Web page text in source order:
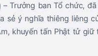
Trưởng ban Tổ chức,
sẻ ý nghĩa thiêng liêng
khuyến tấn Phật tử